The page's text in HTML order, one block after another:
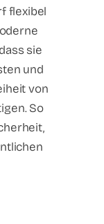
flexibel
sie
und
von
So